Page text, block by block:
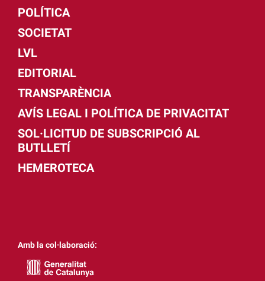
POLÍTICA
SOCIETAT
LVL
EDITORIAL
TRANSPARÈNCIA
AVÍS LEGAL I POLÍTICA DE PRIVACITAT
SOL·LICITUD DE SUBSCRIPCIÓ AL
BUTLLETÍ
HEMEROTECA
Amb la col·laboració: